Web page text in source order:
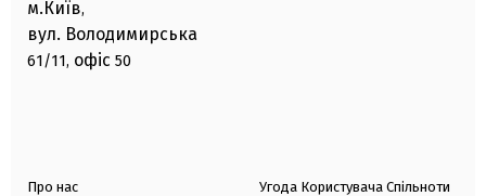
м.Київ,
вул. Володимирська
61/11, офіс 50
Про нас Угода Користувача Спільноти